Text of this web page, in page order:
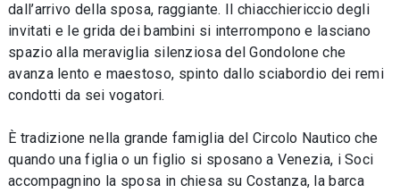
dall’arrivo della sposa, raggiante. Il chiacchiericcio degli
invitati e le grida dei bambini si interrompono e lasciano
spazio alla meraviglia silenziosa del Gondolone che
avanza lento e maestoso, spinto dallo sciabordio dei remi
condotti da sei vogatori.
È tradizione nella grande famiglia del Circolo Nautico che
quando una figlia o un figlio si sposano a Venezia, i Soci
accompagnino la sposa in chiesa su Costanza, la barca